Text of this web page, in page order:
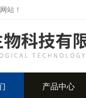
站！
产品中心